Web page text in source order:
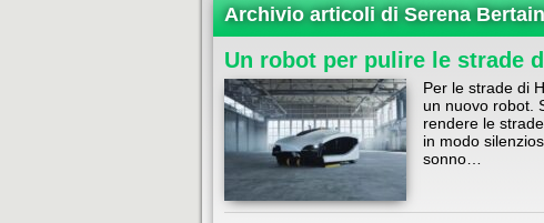
Archivio articoli di Serena
Un robot per pulire le strade
Per le strade di
un nuovo robot.
rendere le
in modo
sonno…